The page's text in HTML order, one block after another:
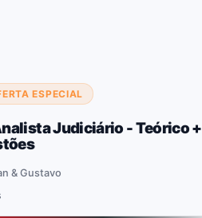
ESPECIAL
Judiciário - Teórico +
& Gustavo